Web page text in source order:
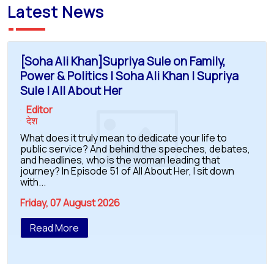
Latest News
[Soha Ali Khan]Supriya Sule on Family,
Power & Politics | Soha Ali Khan | Supriya
Sule | All About Her
Editor
देश
What does it truly mean to dedicate your life to
public service? And behind the speeches, debates,
and headlines, who is the woman leading that
journey? In Episode 51 of All About Her, I sit down
with...
Friday, 07 August 2026
Read More